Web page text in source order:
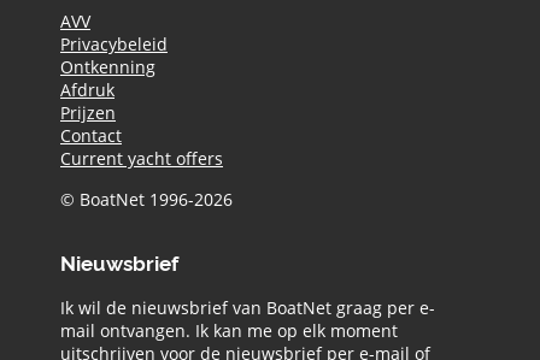
AVV
Privacybeleid
Ontkenning
Afdruk
Prijzen
Contact
Current yacht offers
© BoatNet 1996-2026
Nieuwsbrief
Ik wil de nieuwsbrief van BoatNet graag per e-
mail ontvangen. Ik kan me op elk moment
uitschrijven voor de nieuwsbrief per e-mail of